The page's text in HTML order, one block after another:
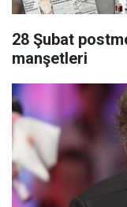
28 Şubat
manşetleri